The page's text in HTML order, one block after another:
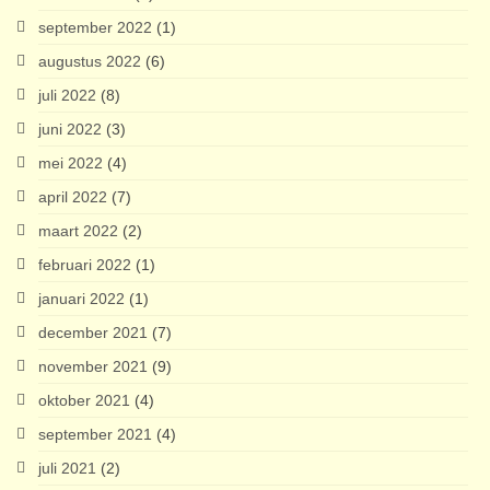
september 2022 (1)
augustus 2022 (6)
juli 2022 (8)
juni 2022 (3)
mei 2022 (4)
april 2022 (7)
maart 2022 (2)
februari 2022 (1)
januari 2022 (1)
december 2021 (7)
november 2021 (9)
oktober 2021 (4)
september 2021 (4)
juli 2021 (2)